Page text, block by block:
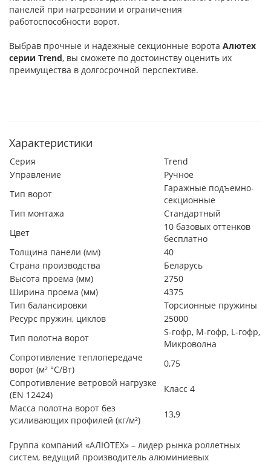
панелей при нагревании и ограничения
работоспособности ворот.
Выбрав прочные и надежные секционные ворота Алютех
серии Trend, вы сможете по достоинству оценить их
преимущества в долгосрочной перспективе.
Характеристики
Серия
Trend
Управление
Ручное
Тип ворот
Гаражные подъемно-
секционные
Тип монтажа
Стандартный
Цвет
10 базовых оттенков
бесплатно
Толщина панели (мм)
40
Страна производства
Беларусь
Высота проема (мм)
2750
Ширина проема (мм)
4375
Тип балансировки
Торсионные пружины
Ресурс пружин, циклов
25000
Тип полотна ворот
S-гофр, М-гофр, L-гофр,
Микроволна
Сопротивление теплопередаче
ворот (м² °С/Вт)
0,75
Сопротивление ветровой нагрузке
(EN 12424)
Класс 4
Масса полотна ворот без
усиливающих профилей (кг/м²)
13,9
Группа компаний «АЛЮТЕХ» – лидер рынка роллетных
систем, ведущий производитель алюминиевых